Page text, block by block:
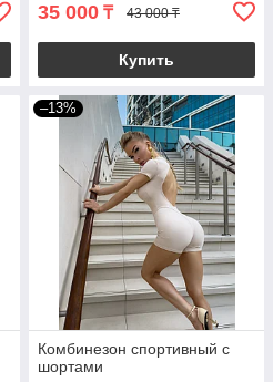
35 000 ₸ 43 000 ₸
Купить
–13%
Комбинезон спортивный с
шортами